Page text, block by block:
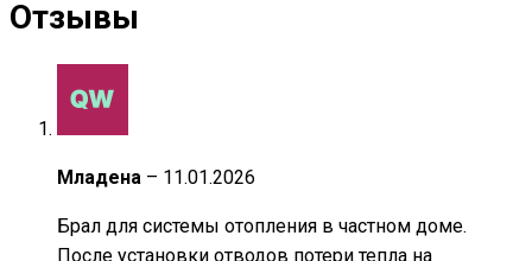
Отзывы
Младена – 11.01.2026
Брал для системы отопления в частном доме.
После установки отводов потери тепла на